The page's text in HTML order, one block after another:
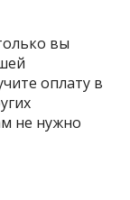
вы
оплату в
не нужно